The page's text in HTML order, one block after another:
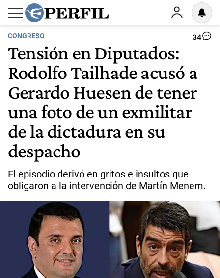
CONGRESO 34
Tensión en Diputados:
Rodolfo Tailhade acusó a
Gerardo Huesen de tener
una foto de un exmilitar
de la dictadura en su
despacho
El episodio derivó en gritos e insultos que
obligaron a la intervención de Martín Menem.